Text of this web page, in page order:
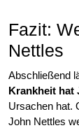
Fazit:
Nettles
Abschließend
Krankheit hat
Ursachen hat.
John Nettles